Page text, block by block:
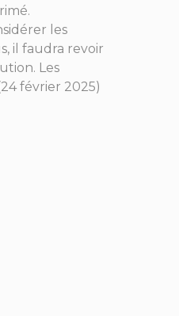
les
il faudra revoir
Les
février 2025)